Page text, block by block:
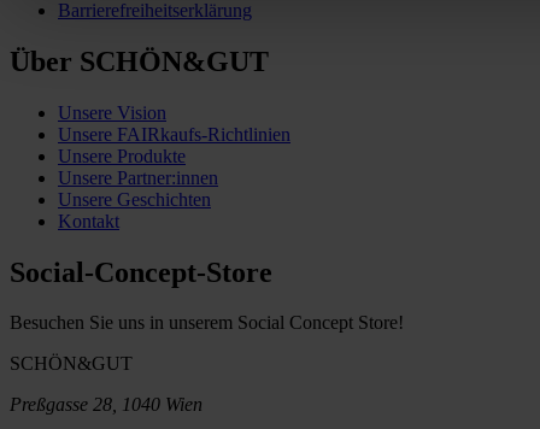
Barrierefreiheitserklärung
Über SCHÖN&GUT
Unsere Vision
Unsere FAIRkaufs-Richtlinien
Unsere Produkte
Unsere Partner:innen
Unsere Geschichten
Kontakt
Social-Concept-Store
Besuchen Sie uns in unserem Social Concept Store!
SCHÖN&GUT
Preßgasse 28, 1040 Wien